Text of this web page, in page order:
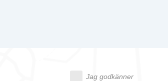
Jag godkänner